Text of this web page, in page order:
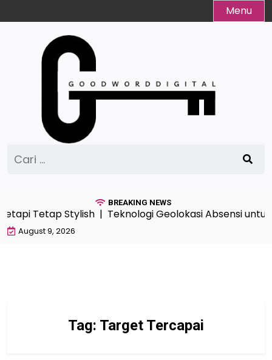
to
Menu
untuk:
BREAKING NEWS
Tetap Stylish | Teknologi Geolokasi Absensi
August 9, 2026
Tag: Target Tercapai